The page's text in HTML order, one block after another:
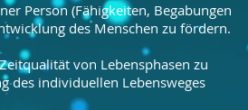
Person (Fähigkeiten, Begabungen
des Menschen zu fördern.
von Lebensphasen zu
des individuellen Lebensweges